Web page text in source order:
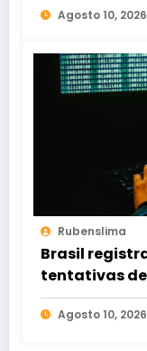
Agosto 10, 2026
Rubenslima
Brasil
tentativas
ano; 16,5
Agosto 10, 2026